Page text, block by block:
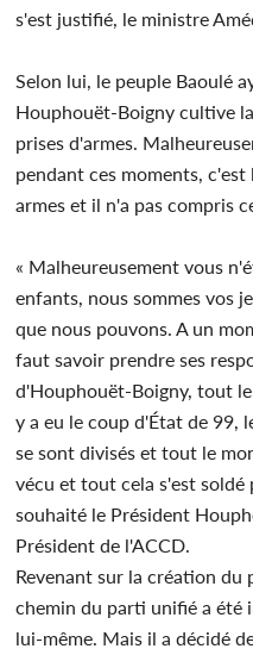
s'est justifié, le ministre
Selon lui, le peuple Baoulé
Houphouët-Boigny cultive
prises d'armes.
pendant ces moments,
armes et il n'a pas compris
« Malheureusement vous
enfants, nous sommes vos
que nous pouvons. A un
faut savoir prendre ses
d'Houphouët-Boigny, tout
y a eu le coup d'État de 99,
se sont divisés et tout le
vécu et tout cela s'est soldé
souhaité le Président
Président de l'ACCD.
Revenant sur la création
chemin du parti unifié a été
lui-même. Mais il a décidé